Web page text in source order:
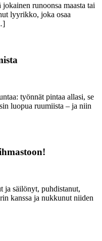
runoonsa maasta tai
lyyrikko, joka osaa
työnnät pintaa allasi, se
luopua ruumiista – ja niin
ja säilönyt, puhdistanut,
kanssa ja nukkunut niiden